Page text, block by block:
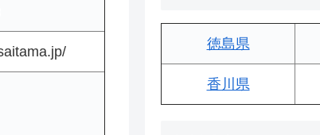
徳島県
香川県